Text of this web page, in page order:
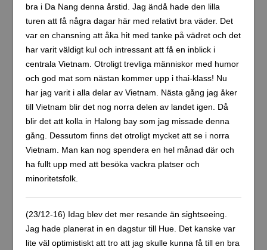
bra i Da Nang denna årstid. Jag ändå hade den lilla
turen att få några dagar här med relativt bra väder. Det
var en chansning att åka hit med tanke på vädret och det
har varit väldigt kul och intressant att få en inblick i
centrala Vietnam. Otroligt trevliga människor med humor
och god mat som nästan kommer upp i thai-klass! Nu
har jag varit i alla delar av Vietnam. Nästa gång jag åker
till Vietnam blir det nog norra delen av landet igen. Då
blir det att kolla in Halong bay som jag missade denna
gång. Dessutom finns det otroligt mycket att se i norra
Vietnam. Man kan nog spendera en hel månad där och
ha fullt upp med att besöka vackra platser och
minoritetsfolk.
(23/12-16) Idag blev det mer resande än sightseeing.
Jag hade planerat in en dagstur till Hue. Det kanske var
lite väl optimistiskt att tro att jag skulle kunna få till en bra